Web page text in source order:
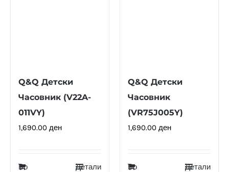
Q&Q Детски
Часовник (V22A-
011VY)
1,690.00 ден
Во
Детали
Q&Q Детски
Часовник
(VR75J005Y)
1,690.00 ден
Во
Детали